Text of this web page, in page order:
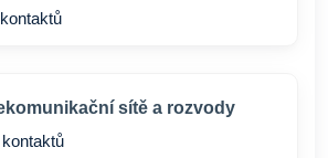
sítě a rozvody